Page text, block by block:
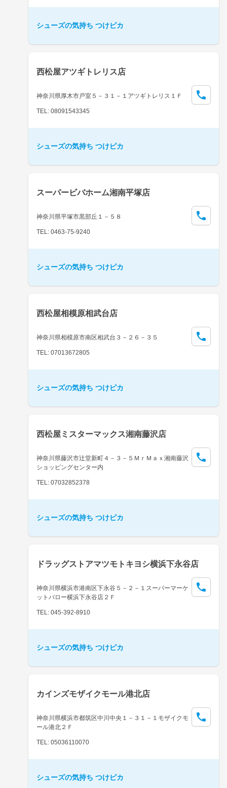
シューズの気持ち つけピカ
西松屋アツギトレリス店
神奈川県厚木市戸室５－３１－１アツギトレリス１Ｆ
TEL: 08091543345
シューズの気持ち つけピカ
スーパービバホーム湘南平塚店
神奈川県平塚市黒部丘１－５８
TEL: 0463-75-9240
シューズの気持ち つけピカ
西松屋相模原相武台店
神奈川県相模原市南区相武台３－２６－３５
TEL: 07013672805
シューズの気持ち つけピカ
西松屋ミスターマックス湘南藤沢店
神奈川県藤沢市辻堂新町４－３－５ＭｒＭａｘ湘南藤沢
ショッピングセンター内
TEL: 07032852378
シューズの気持ち つけピカ
ドラッグストアマツモトキヨシ横浜下永谷店
神奈川県横浜市港南区下永谷５－２－１スーパーマーケ
ットバロー横浜下永谷店２Ｆ
TEL: 045-392-8910
シューズの気持ち つけピカ
カインズモザイクモール港北店
神奈川県横浜市都筑区中川中央１－３１－１モザイクモ
ール港北２Ｆ
TEL: 05036110070
シューズの気持ち つけピカ